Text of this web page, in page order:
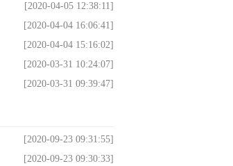
[2020-04-05 12:38:11]
[2020-04-04 16:06:41]
[2020-04-04 15:16:02]
[2020-03-31 10:24:07]
[2020-03-31 09:39:47]
[2020-09-23 09:31:55]
[2020-09-23 09:30:33]